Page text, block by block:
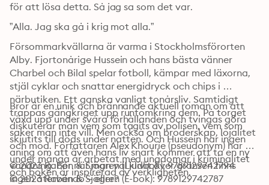
för att lösa detta. Så jag sa som det var.
”Alla. Jag ska gå i krig mot alla.”
Försommarkvällarna är varma i Stockholmsförorten
Alby. Fjortonårige Hussein och hans bästa vänner
Charbel och Bilal spelar fotboll, kämpar med läxorna,
stjäl cyklar och snattar energidryck och chips i
närbutiken. Ett ganska vanligt tonårsliv. Samtidigt
trappas gängkriget upp runtomkring dem. På torget
diskuterar man vem som tagits av polisen, vem som
skjutits till döds under natten. Och Hussein har ingen
aning om att även hans liv snart kommer att ta en ny
vändning. För när man väl klivit över gränsen finns
ingen återvändo – eller?
Bror är en unik och brännande aktuell roman om att
växa upp under svåra förhållanden och tvingas göra
saker man inte vill. Men också om broderskap, lojalitet
och mod. Författaren Alex Khourie (pseudonym) har
under många år arbetat med ungdomar i kriminalitet
och boken är inspirerad av verkligheten.
© 2023 Rabén & Sjögren (Ljudbok): 9789129742794
© 2023 Rabén & Sjögren (E-bok): 9789129742787